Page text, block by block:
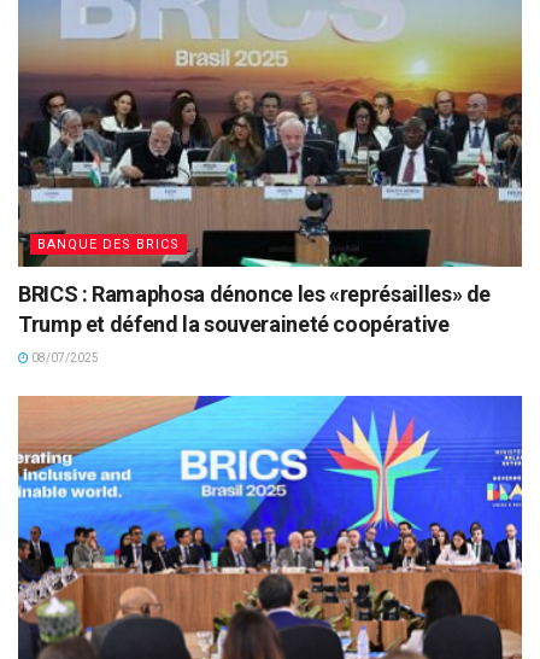
BANQUE DES BRICS
BRICS : Ramaphosa dénonce les «représailles» de
Trump et défend la souveraineté coopérative
08/07/2025